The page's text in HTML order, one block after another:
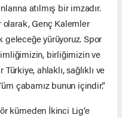
atılmış bir imzadır.
olarak, Genç Kalemler
geleceğe yürüyoruz. Spor
birliğimizin ve
Türkiye, ahlaklı, sağlıklı ve
çabamız bunun içindir.”
kümeden İkinci Lig’e